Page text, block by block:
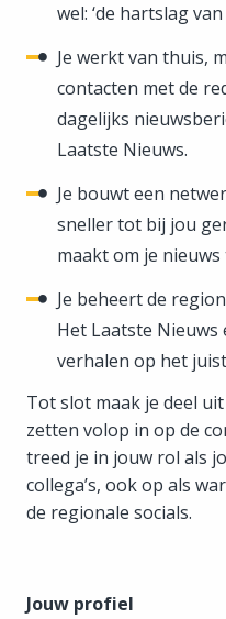
wel: ‘de hartslag
Je werkt van thuis,
contacten met de
dagelijks
Laatste Nieuws.
Je bouwt een
sneller tot bij jou
maakt om je nieuws
Je beheert de
Het Laatste Nieuws
verhalen op het
Tot slot maak je deel uit
zetten volop in op de
treed je in jouw rol als
collega’s, ook op als
de regionale socials.
Jouw profiel